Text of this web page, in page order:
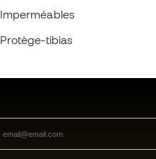
Imperméables
Protège-tibias